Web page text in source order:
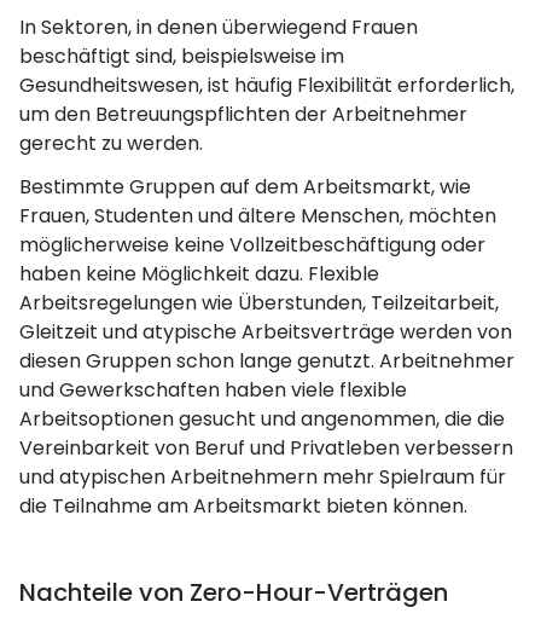
In Sektoren, in denen überwiegend Frauen
beschäftigt sind, beispielsweise im
Gesundheitswesen, ist häufig Flexibilität erforderlich,
um den Betreuungspflichten der Arbeitnehmer
gerecht zu werden.
Bestimmte Gruppen auf dem Arbeitsmarkt, wie
Frauen, Studenten und ältere Menschen, möchten
möglicherweise keine Vollzeitbeschäftigung oder
haben keine Möglichkeit dazu. Flexible
Arbeitsregelungen wie Überstunden, Teilzeitarbeit,
Gleitzeit und atypische Arbeitsverträge werden von
diesen Gruppen schon lange genutzt. Arbeitnehmer
und Gewerkschaften haben viele flexible
Arbeitsoptionen gesucht und angenommen, die die
Vereinbarkeit von Beruf und Privatleben verbessern
und atypischen Arbeitnehmern mehr Spielraum für
die Teilnahme am Arbeitsmarkt bieten können.
Nachteile von Zero-Hour-Verträgen